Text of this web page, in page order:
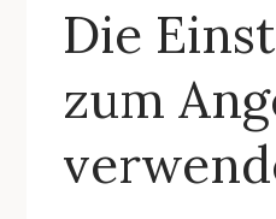
Die
zum